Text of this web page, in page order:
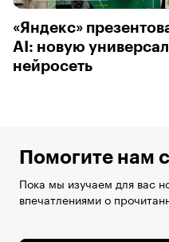
«Яндекс»
AI: новую
нейросеть
Помогите нам
Пока мы изучаем для вас
впечатлениями о